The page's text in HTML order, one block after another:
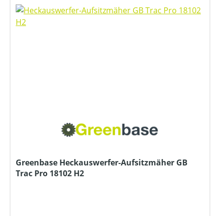
Greenbase Heckauswerfer-Aufsitzmäher GB
Trac Pro 18102 H2